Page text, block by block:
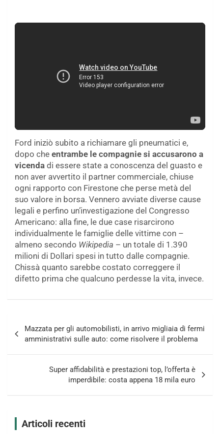
Ford iniziò subito a richiamare gli pneumatici e,
dopo che entrambe le compagnie si accusarono a
vicenda di essere state a conoscenza del guasto e
non aver avvertito il partner commerciale, chiuse
ogni rapporto con Firestone che perse metà del
suo valore in borsa. Vennero avviate diverse cause
legali e perfino un’investigazione del Congresso
Americano: alla fine, le due case risarcirono
individualmente le famiglie delle vittime con –
almeno secondo Wikipedia – un totale di 1.390
milioni di Dollari spesi in tutto dalle compagnie.
Chissà quanto sarebbe costato correggere il
difetto prima che qualcuno perdesse la vita, invece.
articoli
Mazzata per gli automobilisti, in arrivo migliaia di fermi
amministrativi sulle auto: come risolvere il problema
Super affidabilità e prestazioni top, l’offerta è
imperdibile: costa appena 18 mila euro
Articoli recenti